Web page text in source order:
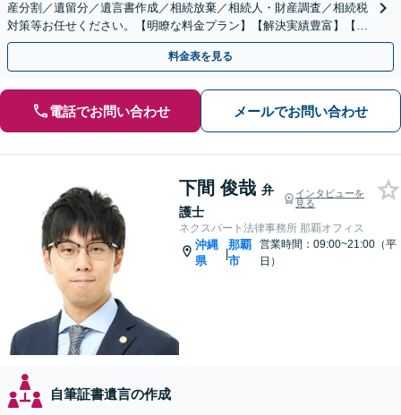
産分割／遺留分／遺言書作成／相続放棄／相続人・財産調査／相続税
対策等お任せください。【明瞭な料金プラン】【解決実績豊富】【電
話相談可】
料金表を見る
電話でお問い合わせ メールでお問い合わせ
下間 俊哉 弁
護士
インタビューを
見る
ネクスパート法律事務所 那覇オフィス
沖縄
県
|
那覇
市
営業時間：09:00~21:00（平
日）
自筆証書遺言の作成